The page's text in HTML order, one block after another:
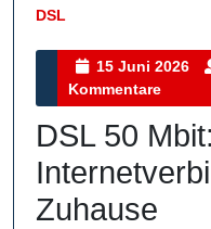
DSL
Kategorie
15 Juni 2026
15
Kommentare
DSL 50
Zuhause